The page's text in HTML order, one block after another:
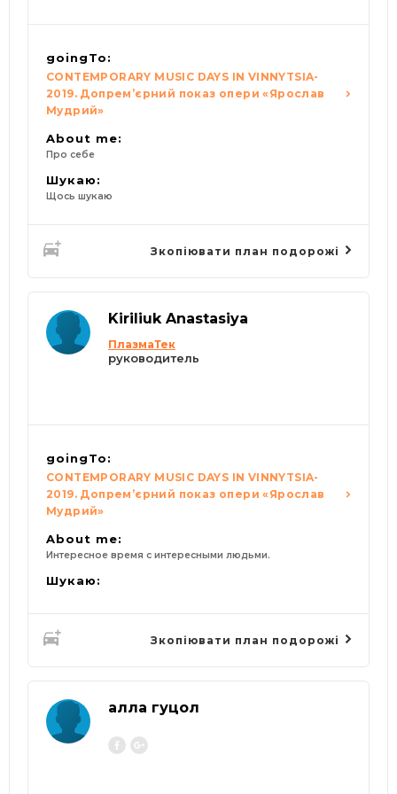
goingTo:
CONTEMPORARY MUSIC DAYS IN VINNYTSIA-
2019. Допрем’єрний показ опери «Ярослав
Мудрий»
About me:
Про себе
Шукаю:
Щось шукаю
Зкопіювати план подорожі
Kiriliuk Anastasiya
ПлазмаТек
руководитель
goingTo:
CONTEMPORARY MUSIC DAYS IN VINNYTSIA-
2019. Допрем’єрний показ опери «Ярослав
Мудрий»
About me:
Интересное время с интересными людьми.
Шукаю:
Зкопіювати план подорожі
алла гуцол